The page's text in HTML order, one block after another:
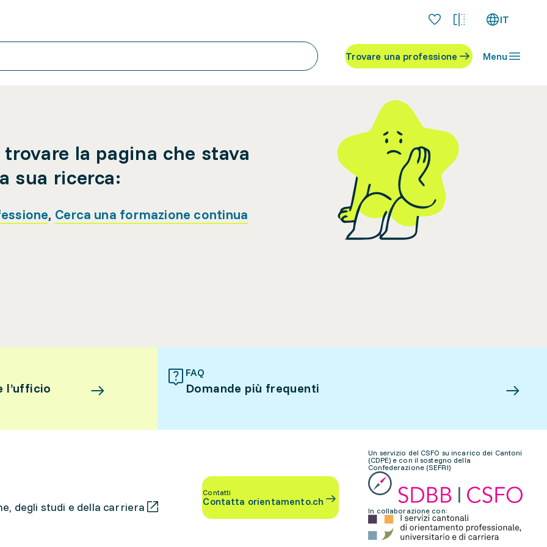
IT
Trovare una professione Menu
la pagina che stava
sua ricerca:
, Cerca una formazione continua
l’ufficio
FAQ
Domande più frequenti
degli studi e della carriera
Contatti
Contatta orientamento.ch
Un servizio del CSFO su incarico dei Cantoni
(CDPE) e con il sostegno della
Confederazione (SEFRI)
In collaborazione con: